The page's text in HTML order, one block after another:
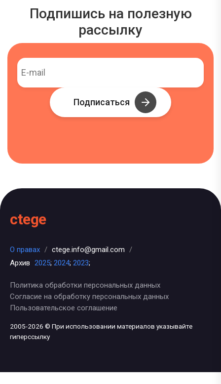
Подпишись на полезную
рассылку
Подписаться
ctege
О правах / ctege.info@gmail.com /
Архив 2025; 2024; 2023;
Политика обработки персональных данных
Согласие на обработку персональных данных
Пользовательское соглашение
2005-2026 © При использовании материалов указывайте
гиперссылку